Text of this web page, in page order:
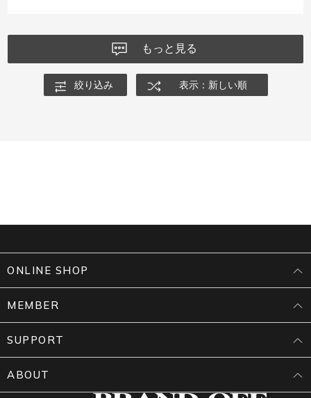
もっと見る
絞り込み 表示：新しい順
ONLINE SHOP
MEMBER
SUPPORT
ABOUT